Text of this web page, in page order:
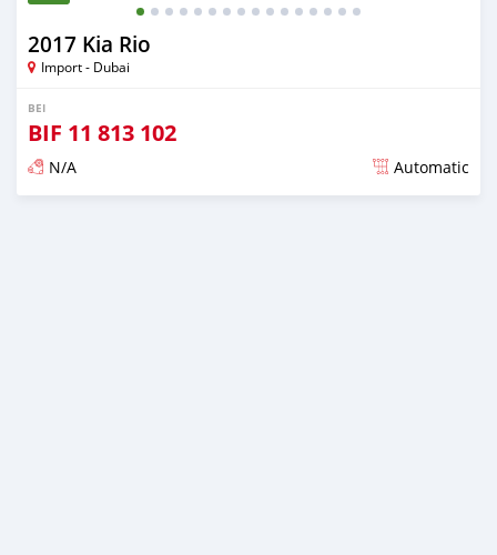
2017 Kia Rio
Import - Dubai
BEI
BIF 11 813 102
N/A Automatic